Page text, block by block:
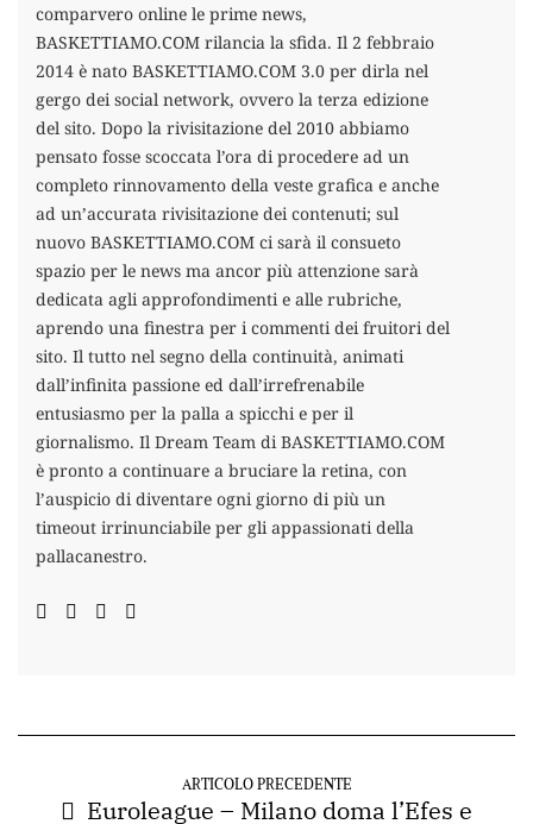
comparvero online le prime news,
BASKETTIAMO.COM rilancia la sfida. Il 2 febbraio
2014 è nato BASKETTIAMO.COM 3.0 per dirla nel
gergo dei social network, ovvero la terza edizione
del sito. Dopo la rivisitazione del 2010 abbiamo
pensato fosse scoccata l’ora di procedere ad un
completo rinnovamento della veste grafica e anche
ad un’accurata rivisitazione dei contenuti; sul
nuovo BASKETTIAMO.COM ci sarà il consueto
spazio per le news ma ancor più attenzione sarà
dedicata agli approfondimenti e alle rubriche,
aprendo una finestra per i commenti dei fruitori del
sito. Il tutto nel segno della continuità, animati
dall’infinita passione ed dall’irrefrenabile
entusiasmo per la palla a spicchi e per il
giornalismo. Il Dream Team di BASKETTIAMO.COM
è pronto a continuare a bruciare la retina, con
l’auspicio di diventare ogni giorno di più un
timeout irrinunciabile per gli appassionati della
pallacanestro.
ARTICOLO PRECEDENTE
Euroleague – Milano doma l’Efes e